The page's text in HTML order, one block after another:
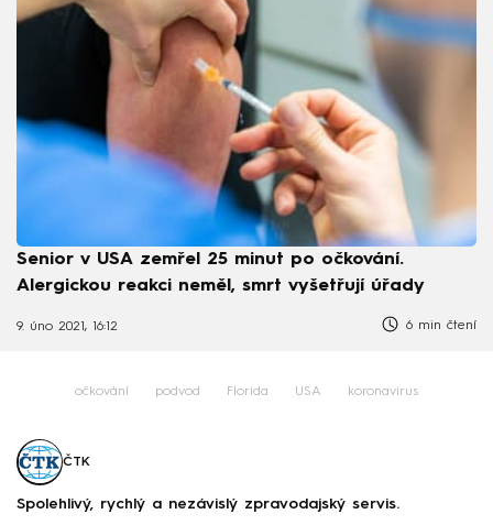
Senior v USA zemřel 25 minut po očkování.
Alergickou reakci neměl, smrt vyšetřují úřady
9. úno 2021, 16:12 6 min čtení
očkování podvod Florida USA koronavirus
ČTK
Spolehlivý, rychlý a nezávislý zpravodajský servis.